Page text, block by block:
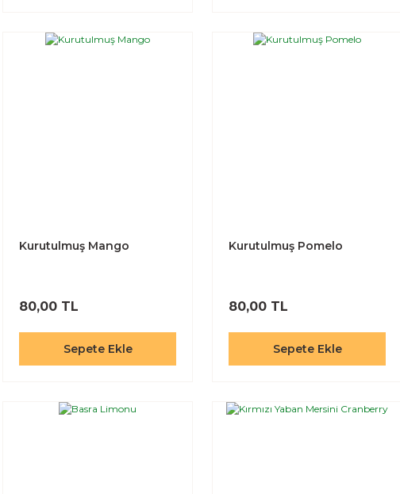
Kurutulmuş Mango
80,00 TL
Sepete Ekle
Kurutulmuş Pomelo
80,00 TL
Sepete Ekle